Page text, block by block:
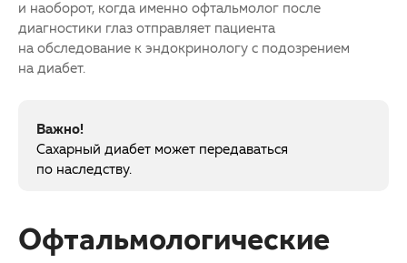
и наоборот, когда именно офтальмолог после
диагностики глаз отправляет пациента
на обследование к эндокринологу с подозрением
на диабет.
Важно!
Сахарный диабет может передаваться
по наследству.
Офтальмологические